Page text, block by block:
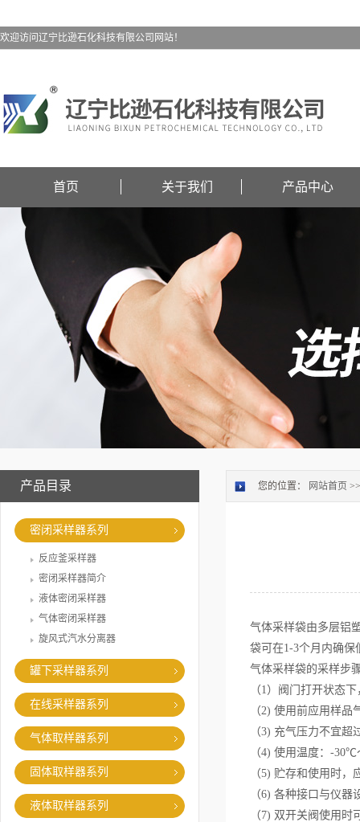
欢迎访问辽宁比逊石化科技有限公司网站！
首页 关于我们 产品中心
产品目录
密闭采样器系列
反应釜采样器
密闭采样器简介
液体密闭采样器
气体密闭采样器
旋风式汽水分离器
罐下采样器系列
在线采样器系列
气体取样器系列
固体取样器系列
液体取样器系列
您的位置： 网站首页
气体采样袋由多层铝
袋可在1-3个月内确保
气体采样袋的采样步
（1）阀门打开状态
（2) 使用前应用样
（3) 充气压力不宜
（4) 使用温度：-
（5) 贮存和使用时
（6) 各种接口与仪
（7) 双开关阀使用